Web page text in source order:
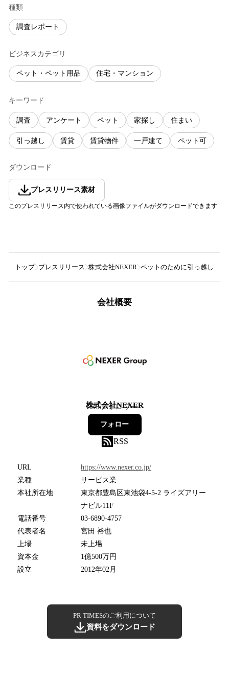
種類
調査レポート
ビジネスカテゴリ
ペット・ペット用品 住宅・マンション
キーワード
調査 アンケート ペット 家探し 住まい
引っ越し 賃貸 賃貸物件 一戸建て ペット可
ダウンロード
プレスリリース素材
このプレスリリース内で使われている画像ファイルがダウンロードできます
トップ プレスリリース 株式会社NEXER ペットのために引っ越して
会社概要
株式会社NEXER
39フォロワー
フォロー
RSS
URL
https://www.nexer.co.jp/
業種
サービス業
本社所在地
東京都豊島区東池袋4-5-2 ライズアリー
ナビル11F
電話番号
03-6890-4757
代表者名
宮田 裕也
上場
未上場
資本金
1億500万円
設立
2012年02月
PR TIMESのご利用について
資料をダウンロード